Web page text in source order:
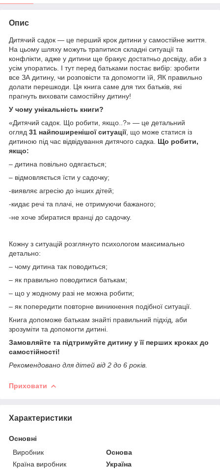
Опис
Дитячий садок — це перший крок дитини у самостійне життя.
На цьому шляху можуть трапитися складні ситуації та
конфлікти, адже у дитини ще бракує достатньо досвіду, аби з
усім упоратись. І тут перед батьками постає вибір: зробити
все ЗА дитину, чи розповісти та допомогти їй, ЯК правильно
долати перешкоди. Ця книга саме для тих батьків, які
прагнуть виховати самостійну дитину!
У чому унікальність книги?
«Дитячий садок. Що робити, якщо..?» — це детальний
огляд 31 найпоширенішої ситуації, що може статися із
дитиною під час відвідування дитячого садка. Що робити,
якщо:
– дитина повільно одягається;
– відмовляється їсти у садочку;
-виявляє агресію до інших дітей;
-кидає речі та плачі, не отримуючи бажаного;
-не хоче збиратися вранці до садочку.
Кожну з ситуацій розглянуто психологом максимально
детально:
– чому дитина так поводиться;
– як правильно поводитися батькам;
– що у жодному разі не можна робити;
– як попередити повторне виникнення подібної ситуації.
Книга допоможе батькам знайті правильний підхід, аби
зрозуміти та допомогти дитині.
Замовляйте та підтримуйте дитину у її перших кроках до
самостійності!
Рекомендовано для дітей від 2 до 6 років.
Приховати
Характеристики
Основні
Виробник
Основа
Країна виробник
Україна